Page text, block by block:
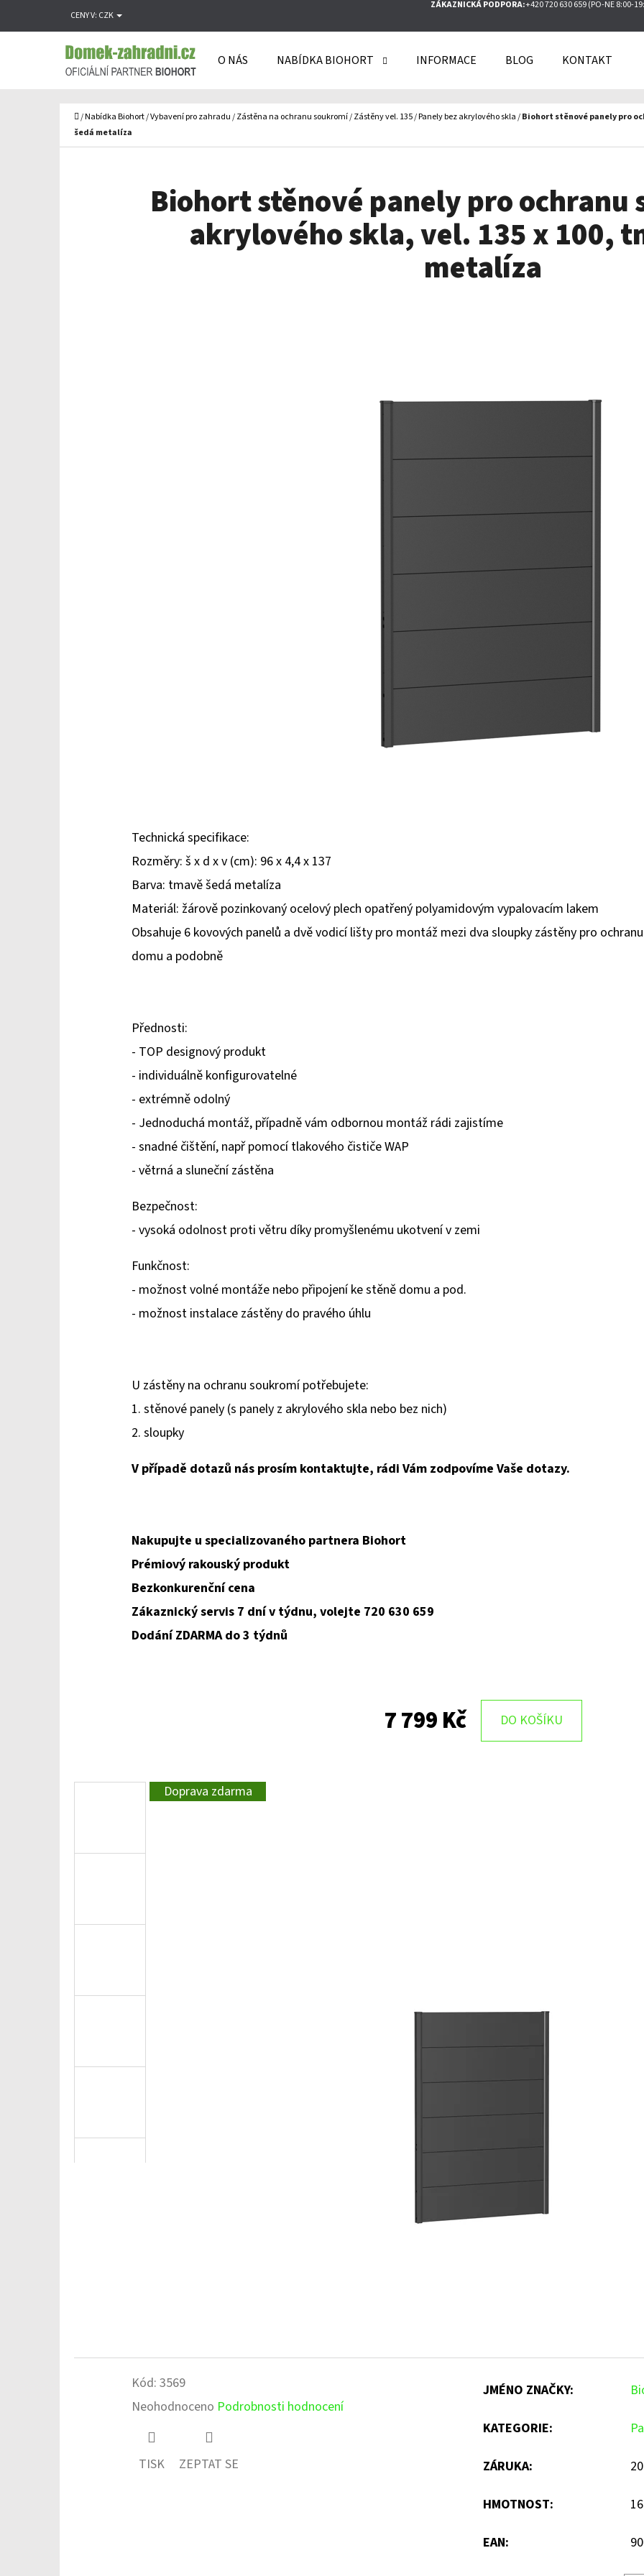
na
CENY V: CZK
ZÁKAZNICKÁ PODPORA:+420 720 630 659 (PO-NE 8:00-
O NÁS NABÍDKA BIOHORT INFORMACE BLOG KONTAKT
Domů
/Nabídka Biohort/Vybavení pro zahradu/Zástěna na ochranu soukromí/Zástěny vel. 135/Panely bez akrylového skla/Biohort stěnové panely pro
šedá metalíza
Biohort stěnové panely pro ochranu
akrylového skla, vel. 135 x 100,
metalíza
Technická specifikace:
Rozměry: š x d x v (cm): 96 x 4,4 x 137
Barva: tmavě šedá metalíza
Materiál: žárově pozinkovaný ocelový plech opatřený polyamidovým vypalovacím lakem
Obsahuje 6 kovových panelů a dvě vodicí lišty pro montáž mezi dva sloupky zástěny pro
domu a podobně
Přednosti:
- TOP designový produkt
- individuálně konfigurovatelné
- extrémně odolný
- Jednoduchá montáž, případně vám odbornou montáž rádi zajistíme
- snadné čištění, např pomocí tlakového čističe WAP
- větrná a sluneční zástěna
Bezpečnost:
- vysoká odolnost proti větru díky promyšlenému ukotvení v zemi
Funkčnost:
- možnost volné montáže nebo připojení ke stěně domu a pod.
- možnost instalace zástěny do pravého úhlu
U zástěny na ochranu soukromí potřebujete:
1. stěnové panely (s panely z akrylového skla nebo bez nich)
2. sloupky
V případě dotazů nás prosím kontaktujte, rádi Vám zodpovíme Vaše dotazy.
Nakupujte u specializovaného partnera Biohort
Prémiový rakouský produkt
Bezkonkurenční cena
Zákaznický servis 7 dní v týdnu, volejte 720 630 659
Dodání ZDARMA do 3 týdnů
7 799 Kč DO KOŠÍKU
Doprava zdarma
Kód: 3569
Průměrné
hodnocení
Neohodnoceno Podrobnosti hodnocení
TISK ZEPTAT SE
JMÉNO ZNAČKY:
KATEGORIE:
ZÁRUKA:
HMOTNOST:
EAN:
O
Zpět
obchodu
Zpět
obchodu
HLEDAT
DOPORUČUJEME